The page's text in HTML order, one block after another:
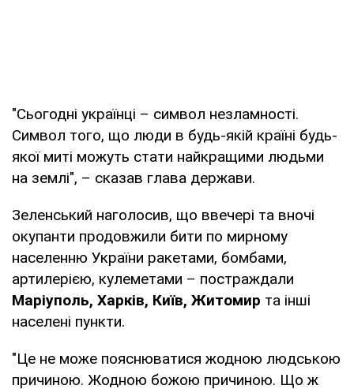
"Сьогодні українці – символ незламності.
Символ того, що люди в будь-якій країні будь-
якої миті можуть стати найкращими людьми
на землі", – сказав глава держави.
Зеленський наголосив, що ввечері та вночі
окупанти продовжили бити по мирному
населенню України ракетами, бомбами,
артилерією, кулеметами – постраждали
Маріуполь, Харків, Київ, Житомир та інші
населені пункти.
"Це не може пояснюватися жодною людською
причиною. Жодною божою причиною. Що ж